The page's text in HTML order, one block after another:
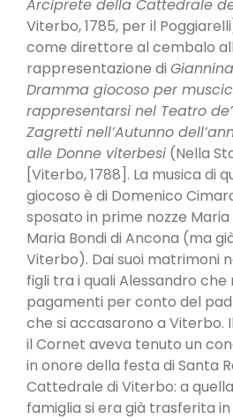
Arciprete della Cattedrale
Viterbo, 1785, per il
come direttore al cembalo
rappresentazione di
Dramma giocoso per
rappresentarsi nel Teatro
Zagretti nell’Autunno
alle Donne viterbesi (Nella
[Viterbo, 1788]. La musica di
giocoso è di Domenico
sposato in prime nozze Maria
Maria Bondi di Ancona (ma
Viterbo). Dai suoi matrimoni
figli tra i quali Alessandro che
pagamenti per conto del
che si accasarono a Viterbo.
il Cornet aveva tenuto un
in onore della festa di Santa
Cattedrale di Viterbo: a
famiglia si era già trasferita